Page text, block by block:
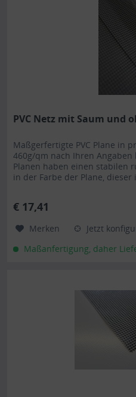
PVC Netz mit Saum und
Maßgerfertigte PVC Plane in
460g/qm nach Ihren Angaben
Planen haben einen stabilen
in der Farbe der Plane, dieser
ist UV-stabilisiert und somit
€ 17,41
Merken
Jetzt
Maßanfertigung, daher